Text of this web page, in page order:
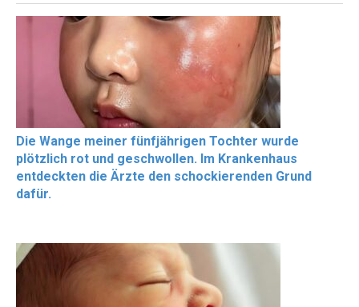
Die Wange meiner fünfjährigen Tochter wurde
plötzlich rot und geschwollen. Im Krankenhaus
entdeckten die Ärzte den schockierenden Grund
dafür.